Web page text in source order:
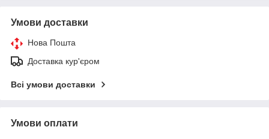
Умови доставки
Нова Пошта
Доставка кур'єром
Всі умови доставки
Умови оплати